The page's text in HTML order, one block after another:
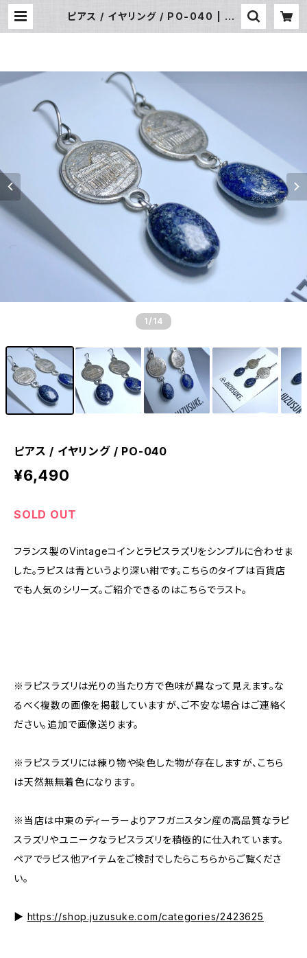
ピアス / イヤリング / PO-040 | JU
1 /14
ピアス / イヤリング / PO-040
¥6,490
SOLD OUT
フランス製のVintageコインとラピスラズリをシンプルに合わせま
した。ラピスは青というより深い紺です。こちらのタイプは百貨店
でも人気のシリーズ。ご紹介できるのはこちらでラスト。
※ラピスラズリは光りの当たり方で色味が異なって見えます。な
るべく複数の画像を掲載していますが、ご不安な場合はご連絡く
ださい。追加で画像送ります。
※ラピスラズリには練り物や染色した物が存在しますが、こちら
は天然無無着色になります。
※当店は中東のディーラーよりアフガニスタン産の高品質なラピ
スラズリやユニークなラピスラズリを積極的に仕入れています。
ペアでラピス他アイテムをご検討でしたらこちらからご覧くださ
い。
▶︎ https://shop.juzusuke.com/categories/2423625